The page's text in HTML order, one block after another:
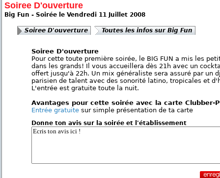
Soiree D'ouverture
Big Fun - Soirée le Vendredi 11 Juillet 2008
Soiree D'ouverture Toutes les infos sur Big Fun
Soiree D'ouverture
Pour cette toute première soirée, le BIG FUN a mis les
dans les grands! Il vous accueillera dès 21h avec un
offert jusqu'à 22h. Un mix généraliste sera assuré par un
parisien de talent avec des sonorité latino, tropicales et
L'entrée est gratuite toute la nuit.
Avantages pour cette soirée avec la carte Clubber-
Entrée gratuite sur simple présentation de ta carte
Donne ton avis sur la soirée et l'établissement